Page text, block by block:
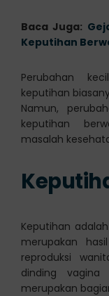
Baca Juga:
Keputihan
Perubahan
keputihan
Namun,
keputihan
masalah
Keputihan
merupakan
reproduksi
dinding
merupakan